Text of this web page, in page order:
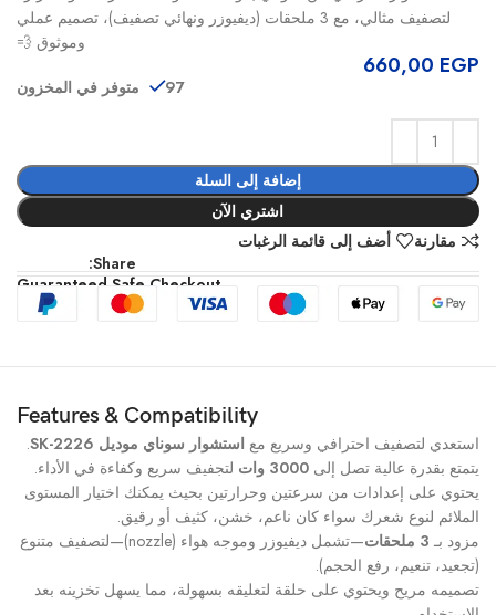
لتصفيف مثالي، مع 3 ملحقات (ديفيوزر ونهائي تصفيف)، تصميم عملي
وموثوق 💨
660,00 EGP
97 متوفر في المخزون
إضافة إلى السلة
اشتري الآن
مقارنة
أضف إلى قائمة الرغبات
Share:
Guaranteed Safe Checkout
Features & Compatibility
استعدي لتصفيف احترافي وسريع مع استشوار سوناي موديل SK-2226
.
يتمتع بقدرة عالية تصل إلى3000 وات
لتجفيف سريع وكفاءة في الأداء.
يحتوي على إعدادات من سرعتين وحرارتين بحيث يمكنك اختيار المستوى
الملائم لنوع شعرك سواء كان ناعم، خشن، كثيف أو رقيق.
مزود بـ 3 ملحقات
—تشمل ديفيوزر وموجه هواء (nozzle)—لتصفيف متنوع
(تجعيد، تنعيم، رفع الحجم).
تصميمه مريح ويحتوي على حلقة لتعليقه بسهولة، مما يسهل تخزينه بعد